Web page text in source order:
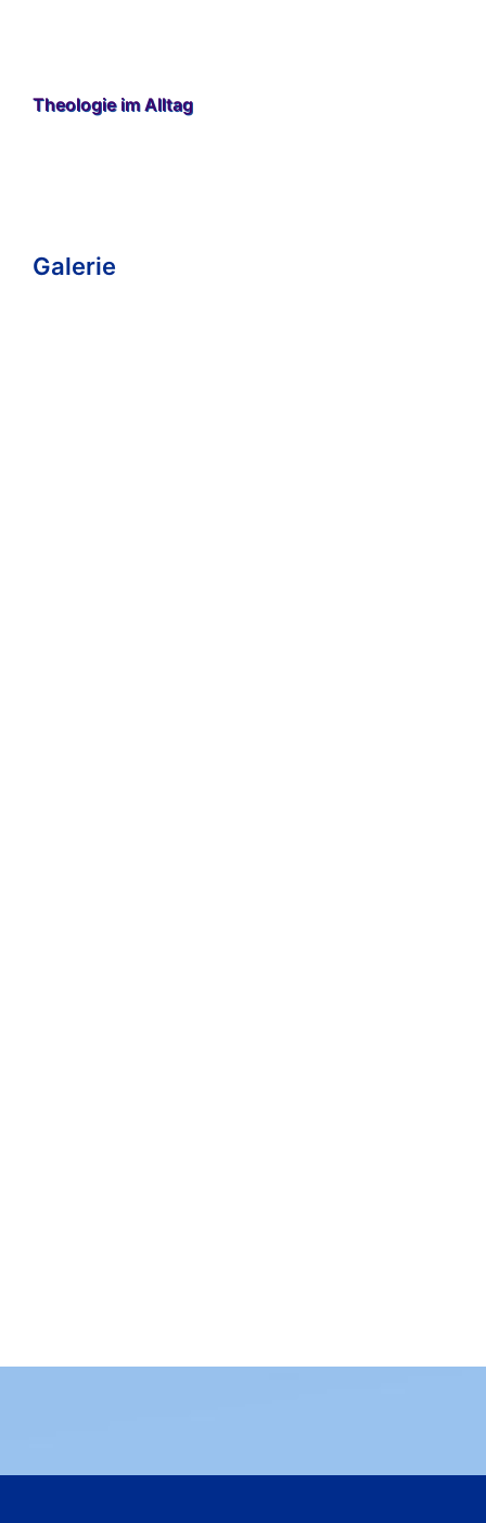
Theologie im Alltag
Galerie